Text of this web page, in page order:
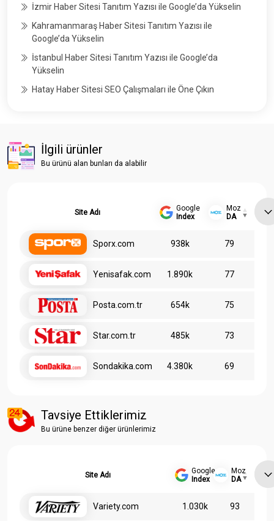
İzmir Haber Sitesi Tanıtım Yazısı ile Google’da Yükselin
Kahramanmaraş Haber Sitesi Tanıtım Yazısı ile
Google’da Yükselin
İstanbul Haber Sitesi Tanıtım Yazısı ile Google’da
Yükselin
Hatay Haber Sitesi SEO Çalışmaları ile Öne Çıkın
İlgili ürünler
Bu ürünü alan bunları da alabilir
Site Adı
Google
Index
Moz
DA
Sporx.com 938k 79
Yenisafak.com 1.890k 77
Posta.com.tr 654k 75
Star.com.tr 485k 73
Sondakika.com 4.380k 69
Tavsiye Ettiklerimiz
Bu ürüne benzer diğer ürünlerimiz
Site Adı
Google
Index
Moz
DA
Variety.com 1.030k 93